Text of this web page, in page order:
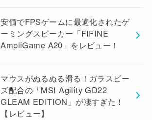
安価でFPSゲームに最適化されたゲ
ーミングスピーカー「FIFINE
AmpliGame A20」をレビュー！
マウスがぬるぬる滑る！ガラスビー
ズ配合の「MSI Agility GD22
GLEAM EDITION」が凄すぎた！
【レビュー】